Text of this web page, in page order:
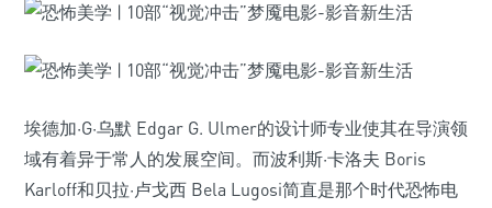
埃德加·G·乌默 Edgar G. Ulmer的设计师专业使其在导演领
域有着异于常人的发展空间。而波利斯·卡洛夫 Boris
Karloff和贝拉·卢戈西 Bela Lugosi简直是那个时代恐怖电